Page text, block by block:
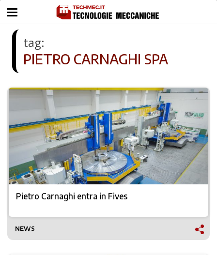
tag:
PIETRO CARNAGHI SPA
Pietro Carnaghi entra in Fives
NEWS